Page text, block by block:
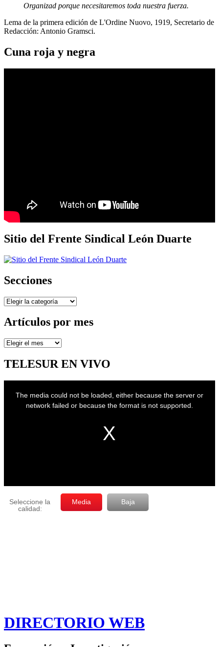
Organizad porque necesitaremos toda nuestra fuerza.
Lema de la primera edición de L'Ordine Nuovo, 1919, Secretario de
Redacción: Antonio Gramsci.
Cuna roja y negra
Sitio del Frente Sindical León Duarte
Secciones
Secciones
Artículos por mes
Artículos
mes
TELESUR EN VIVO
DIRECTORIO WEB